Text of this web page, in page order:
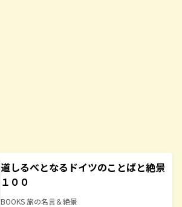
道しるべとなるドイツのことばと絶景
１００
BOOKS 旅の名言＆絶景